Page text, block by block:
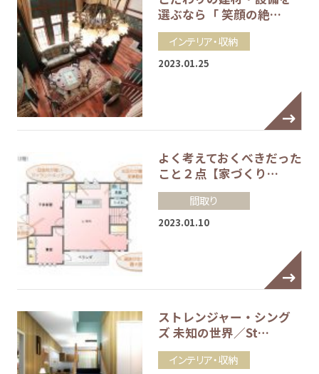
選ぶなら「 笑顔の絶…
インテリア・収納
2023.01.25
よく考えておくべきだった
こと２点【家づくり…
間取り
2023.01.10
ストレンジャー・シング
ズ 未知の世界／St…
インテリア・収納